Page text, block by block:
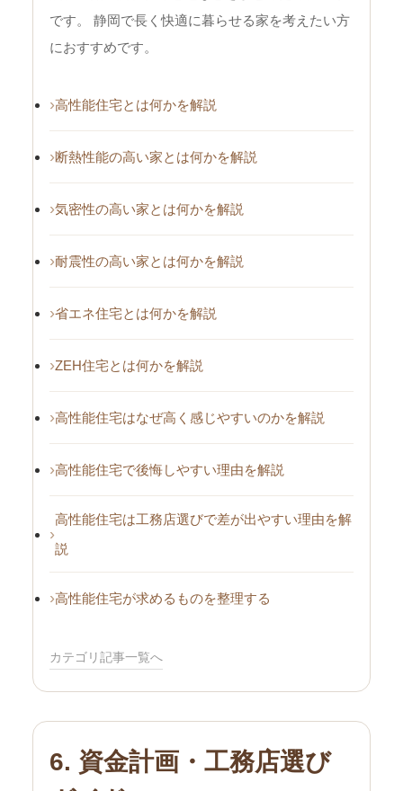
です。 静岡で長く快適に暮らせる家を考えたい方
におすすめです。
高性能住宅とは何かを解説
断熱性能の高い家とは何かを解説
気密性の高い家とは何かを解説
耐震性の高い家とは何かを解説
省エネ住宅とは何かを解説
ZEH住宅とは何かを解説
高性能住宅はなぜ高く感じやすいのかを解説
高性能住宅で後悔しやすい理由を解説
高性能住宅は工務店選びで差が出やすい理由を解
説
高性能住宅が求めるものを整理する
カテゴリ記事一覧へ
6. 資金計画・工務店選び